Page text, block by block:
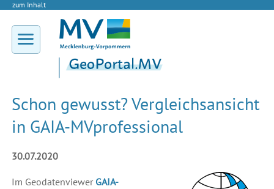
zum Inhalt
Schon gewusst? Vergleichsansicht
in GAIA-MVprofessional
30.07.2020
Im Geodatenviewer GAIA-